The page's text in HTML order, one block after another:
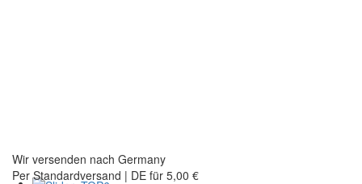
Wir versenden nach Germany
Per Standardversand | DE für 5,00 €